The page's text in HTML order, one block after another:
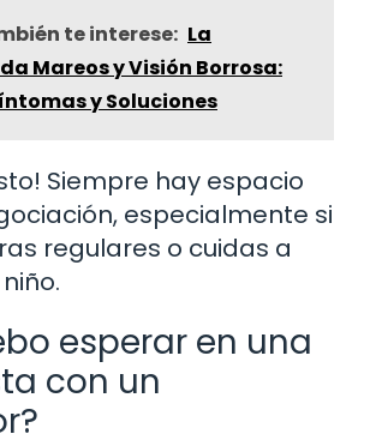
te interese: La
Mareos y Visión Borrosa:
y Soluciones
Siempre hay espacio
especialmente si
regulares o cuidas a
esperar en una
con un